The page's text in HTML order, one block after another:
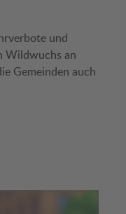
und
Wildwuchs an
Gemeinden auch